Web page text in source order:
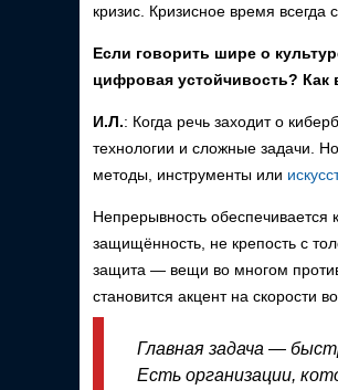
кризис. Кризисное время всегда
Если говорить шире о
цифровая устойчивость? Как
И.Л.: Когда речь заходит о
технологии и сложные задачи.
методы, инструменты или
Непрерывность
защищённость, не крепость с
защита — вещи во многом
становится акцент на скорости
Главная задача —
Есть организации,